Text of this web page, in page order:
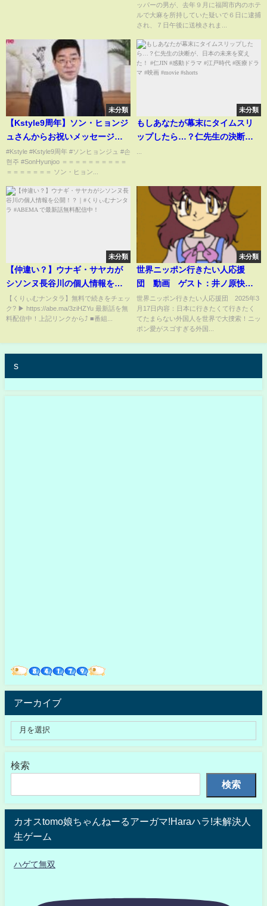
持疑い 福岡市 (22/12/07 13:23)
ッパーの男が、去年９月に福岡市内のホテ
ルで大麻を所持していた疑いで６日に逮捕
され、７日午後に送検されま...
未分類
【Kstyle9周年】ソン・ヒョンジ
ュさんからお祝いメッセージが
到着！
#Kstyle #Kstyle9周年 #ソンヒョンジュ #손
현주 #SonHyunjoo ＝＝＝＝＝＝＝＝＝＝
＝＝＝＝＝＝＝ ソン・ヒョン...
未分類
もしあなたが幕末にタイムスリ
ップしたら…？仁先生の決断
未分類
【仲違い？】ウナギ・サヤカが
シソンヌ長谷川の個人情報を公
開！？｜#くりぃむナンタラ
#ABEMA で最新話無料配信中！
【くりぃむナンタラ】無料で続きをチェッ
ク? ▶ https://abe.ma/3ziHZYu 最新話を無
料配信中！上記リンクから⤴︎ ■番組...
未分類
世界ニッポン行きたい人応援
団 動画 ゲスト：井ノ原快
彦 3月17日
世界ニッポン行きたい人応援団 2025年3
月17日内容：日本に行きたくて行きたく
てたまらない外国人を世界で大捜索！ニッ
ポン愛がスゴすぎる外国...
s
アーカイブ
検索
検索
カオスtomo娘ちゃんねーるアーガマ!Haraハラ!未解決人
生ゲーム
ハゲて無双